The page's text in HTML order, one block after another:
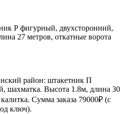
Р фигурный, двухсторонний,
27 метров, откатные ворота
район: штакетник П
шахматка. Высота 1.8м, длина 30
Сумма заказа 79000₽ (с
ключ).